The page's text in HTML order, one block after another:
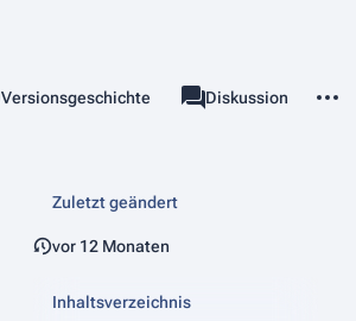
Versionsgeschichte associated-pages
SeiteDiskussion
Zuletzt geändert
vor 12 Monaten
Inhaltsverzeichnis